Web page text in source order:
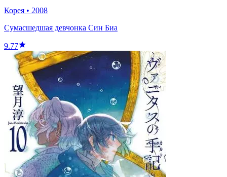
Корея • 2008
Сумасшедшая девчонка Син Биа
9.77